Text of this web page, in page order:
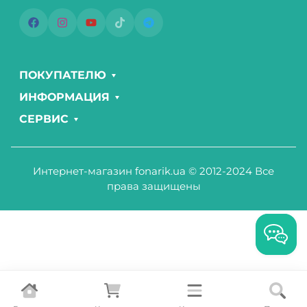
ПОКУПАТЕЛЮ
ИНФОРМАЦИЯ
СЕРВИС
Интернет-магазин fonarik.ua © 2012-2024 Все
права защищены